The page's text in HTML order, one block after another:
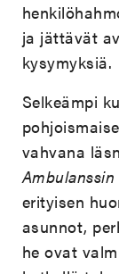
ja jättävät
kysymyksiä.
Selkeämpi
vahvana
Ambulanssin
erityisen
asunnot,
he ovat